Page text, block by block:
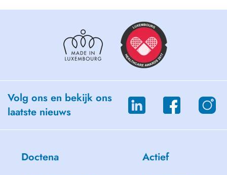
Volg ons en bekijk ons
laatste nieuws
Doctena Actief